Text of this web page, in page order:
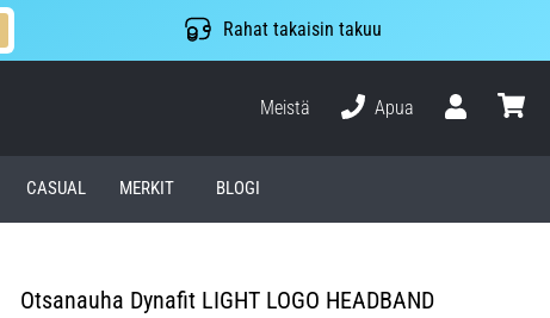
Rahat takaisin takuu
Meistä
Apua
CASUAL MERKIT BLOGI
Otsanauha Dynafit LIGHT LOGO HEADBAND